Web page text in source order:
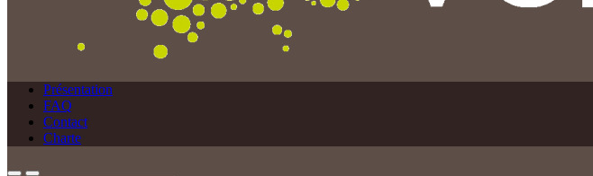
Présentation
FAQ
Contact
Charte